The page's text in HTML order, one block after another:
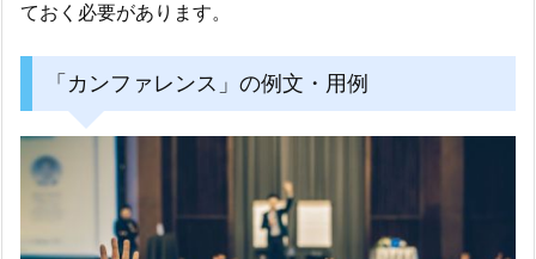
ておく必要があります。
「カンファレンス」の例文・用例